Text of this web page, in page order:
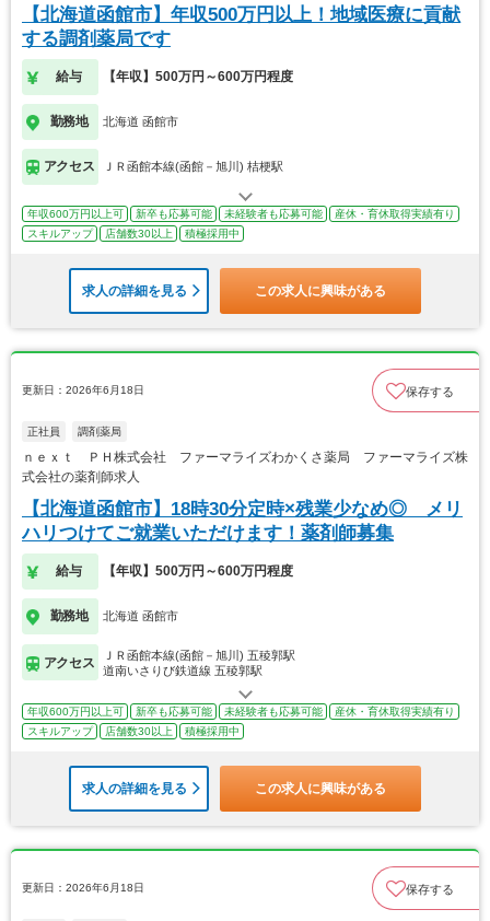
【北海道函館市】年収500万円以上！地域医療に貢献
する調剤薬局です
給与 【年収】500万円～600万円程度
勤務地 北海道 函館市
アクセス ＪＲ函館本線(函館－旭川) 桔梗駅
年収600万円以上可 新卒も応募可能 未経験者も応募可能
産休・育休取得実績有り
スキルアップ
店舗数30以上 積極採用中
求人の詳細を見る この求人に興味がある
更新日：2026年6月18日 保存する
正社員 調剤薬局
ｎｅｘｔ ＰＨ株式会社 ファーマライズわかくさ薬局 ファーマライズ株
式会社の薬剤師求人
【北海道函館市】18時30分定時×残業少なめ◎ メリ
ハリつけてご就業いただけます！薬剤師募集
給与 【年収】500万円～600万円程度
勤務地 北海道 函館市
アクセス
ＪＲ函館本線(函館－旭川) 五稜郭駅
道南いさりび鉄道線 五稜郭駅
年収600万円以上可 新卒も応募可能 未経験者も応募可能
産休・育休取得実績有り
スキルアップ
店舗数30以上 積極採用中
求人の詳細を見る この求人に興味がある
更新日：2026年6月18日 保存する